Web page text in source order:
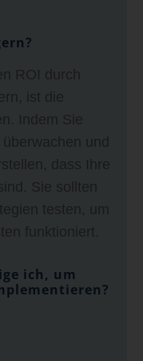
ROI durch
ist die
Indem Sie
und
dass Ihre
Sie sollten
testen, um
funktioniert.
ich, um